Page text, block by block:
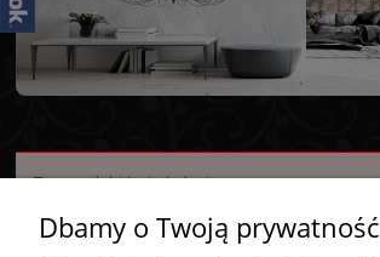
Ten produkt jest niedostępny.
Zakupy
Dbamy o Twoją prywatność